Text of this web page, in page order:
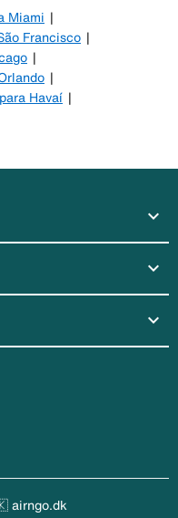
Miami
Francisco
Havaí
expand_more
expand_more
expand_more
airngo.dk